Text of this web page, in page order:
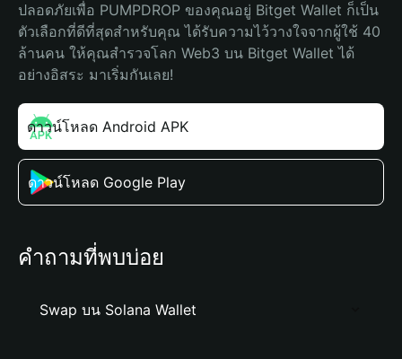
ปลอดภัยเพื่อ PUMPDROP ของคุณอยู่ Bitget Wallet ก็เป็น
ตัวเลือกที่ดีที่สุดสำหรับคุณ ได้รับความไว้วางใจจากผู้ใช้ 40
ล้านคน ให้คุณสำรวจโลก Web3 บน Bitget Wallet ได้
อย่างอิสระ มาเริ่มกันเลย!
ดาวน์โหลด Android APK
ดาวน์โหลด Google Play
คำถามที่พบบ่อย
Swap บน Solana Wallet